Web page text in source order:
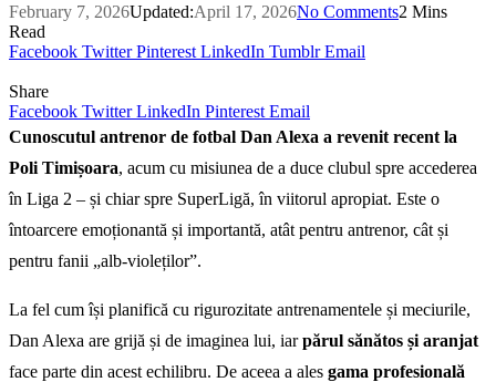
February 7, 2026Updated:April 17, 2026No Comments2 Mins
Read
Facebook Twitter Pinterest LinkedIn Tumblr Email
Share
Facebook Twitter LinkedIn Pinterest Email
Cunoscutul antrenor de fotbal Dan Alexa a revenit recent la
Poli Timișoara, acum cu misiunea de a duce clubul spre accederea
în Liga 2 – și chiar spre SuperLigă, în viitorul apropiat. Este o
întoarcere emoționantă și importantă, atât pentru antrenor, cât și
pentru fanii „alb-violeților”.
La fel cum își planifică cu rigurozitate antrenamentele și meciurile,
Dan Alexa are grijă și de imaginea lui, iarpărul sănătos și aranjat
face parte din acest echilibru. De aceea a ales gama profesională